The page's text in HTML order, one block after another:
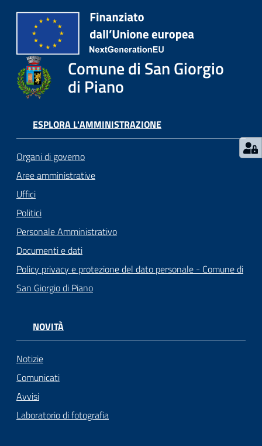
Comune di San Giorgio
di Piano
ESPLORA L'AMMINISTRAZIONE
Organi di governo
Aree amministrative
Uffici
Politici
Personale Amministrativo
Documenti e dati
Policy privacy e protezione del dato personale - Comune di
San Giorgio di Piano
NOVITÀ
Notizie
Comunicati
Avvisi
Laboratorio di fotografia